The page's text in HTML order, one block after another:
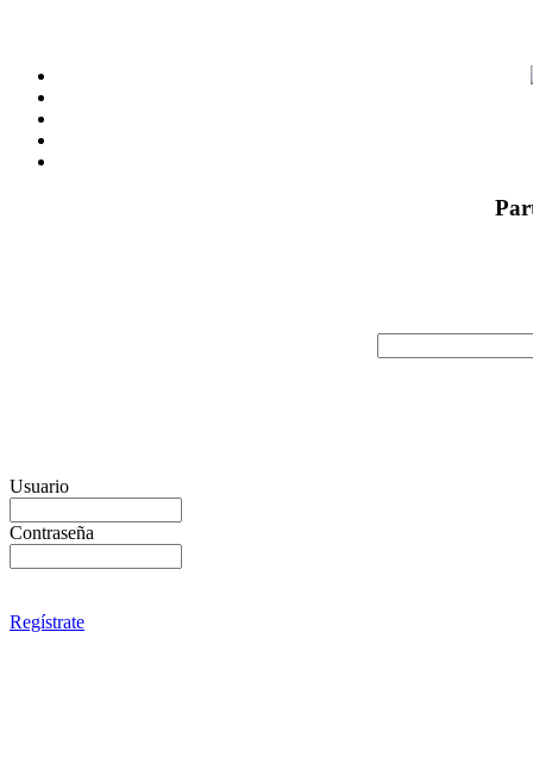
Usuario
Contraseña
Regístrate